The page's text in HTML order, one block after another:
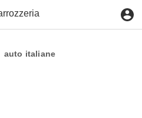
auto italiane